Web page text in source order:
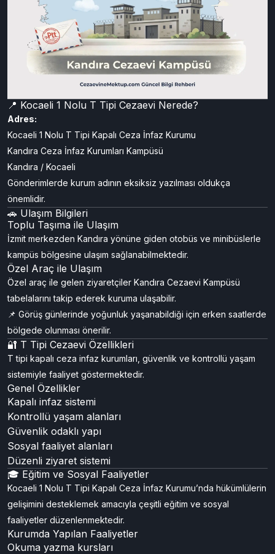
📍 Kocaeli 1 Nolu T Tipi Cezaevi Nerede?
Adres:
Kocaeli 1 Nolu T Tipi Kapalı Ceza İnfaz Kurumu
Kandıra Ceza İnfaz Kurumları Kampüsü
Kandıra / Kocaeli
Gönderimlerde kurum adının eksiksiz yazılması oldukça
önemlidir.
🚗 Ulaşım Bilgileri
Toplu Taşıma ile Ulaşım
İzmit merkezden Kandıra yönüne giden otobüs ve minibüslerle
kampüs bölgesine ulaşım sağlanabilmektedir.
Özel Araç ile Ulaşım
Özel araç ile gelen ziyaretçiler Kandıra Cezaevi Kampüsü
tabelalarını takip ederek kuruma ulaşabilir.
📌 Görüş günlerinde yoğunluk yaşanabildiği için erken saatlerde
bölgede olunması önerilir.
🔐 T Tipi Cezaevi Özellikleri
T tipi kapalı ceza infaz kurumları, güvenlik ve kontrollü yaşam
sistemiyle faaliyet göstermektedir.
Genel Özellikler
Kapalı infaz sistemi
Kontrollü yaşam alanları
Güvenlik odaklı yapı
Sosyal faaliyet alanları
Düzenli ziyaret sistemi
🎓 Eğitim ve Sosyal Faaliyetler
Kocaeli 1 Nolu T Tipi Kapalı Ceza İnfaz Kurumu’nda hükümlülerin
gelişimini desteklemek amacıyla çeşitli eğitim ve sosyal
faaliyetler düzenlenmektedir.
Kurumda Yapılan Faaliyetler
Okuma yazma kursları